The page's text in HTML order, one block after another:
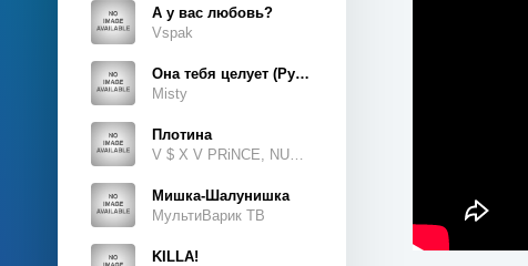
А у вас любовь?
Vspak
Она тебя целует (Руки Вверх Cover)
Misty
Плотина
Мишка-Шалунишка
МультиВарик ТВ
KILLA!